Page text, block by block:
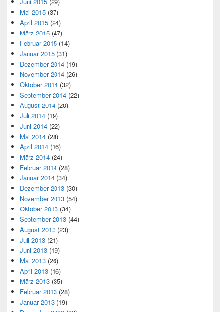
Mai 2015 (37)
April 2015 (24)
März 2015 (47)
Februar 2015 (14)
Januar 2015 (31)
Dezember 2014 (19)
November 2014 (26)
Oktober 2014 (32)
September 2014 (22)
August 2014 (20)
Juli 2014 (19)
Juni 2014 (22)
Mai 2014 (28)
April 2014 (16)
März 2014 (24)
Februar 2014 (28)
Januar 2014 (34)
Dezember 2013 (30)
November 2013 (54)
Oktober 2013 (34)
September 2013 (44)
August 2013 (23)
Juli 2013 (21)
Juni 2013 (19)
Mai 2013 (26)
April 2013 (16)
März 2013 (35)
Februar 2013 (28)
Januar 2013 (19)